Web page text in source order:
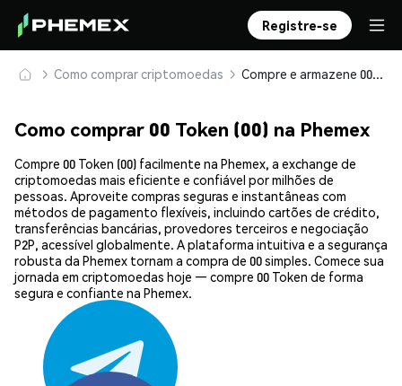
Registre-se
Como comprar criptomoedas Compre e armazene 00 Token (00) com segurança
Como comprar 00 Token (00) na Phemex
Compre 00 Token (00) facilmente na Phemex, a exchange de
criptomoedas mais eficiente e confiável por milhões de
pessoas. Aproveite compras seguras e instantâneas com
métodos de pagamento flexíveis, incluindo cartões de crédito,
transferências bancárias, provedores terceiros e negociação
P2P, acessível globalmente. A plataforma intuitiva e a segurança
robusta da Phemex tornam a compra de 00 simples. Comece sua
jornada em criptomoedas hoje — compre 00 Token de forma
segura e confiante na Phemex.